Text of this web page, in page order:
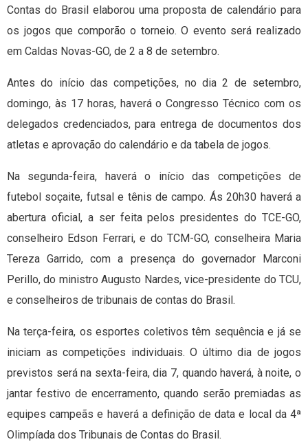
Contas do Brasil elaborou uma proposta de calendário para
os jogos que comporão o torneio. O evento será realizado
em Caldas Novas-GO, de 2 a 8 de setembro.
Antes do início das competições, no dia 2 de setembro,
domingo, às 17 horas, haverá o Congresso Técnico com os
delegados credenciados, para entrega de documentos dos
atletas e aprovação do calendário e da tabela de jogos.
Na segunda-feira, haverá o início das competições de
futebol soçaite, futsal e tênis de campo. Ás 20h30 haverá a
abertura oficial, a ser feita pelos presidentes do TCE-GO,
conselheiro Edson Ferrari, e do TCM-GO, conselheira Maria
Tereza Garrido, com a presença do governador Marconi
Perillo, do ministro Augusto Nardes, vice-presidente do TCU,
e conselheiros de tribunais de contas do Brasil.
Na terça-feira, os esportes coletivos têm sequência e já se
iniciam as competições individuais. O último dia de jogos
previstos será na sexta-feira, dia 7, quando haverá, à noite, o
jantar festivo de encerramento, quando serão premiadas as
equipes campeãs e haverá a definição de data e local da 4ª
Olimpíada dos Tribunais de Contas do Brasil.